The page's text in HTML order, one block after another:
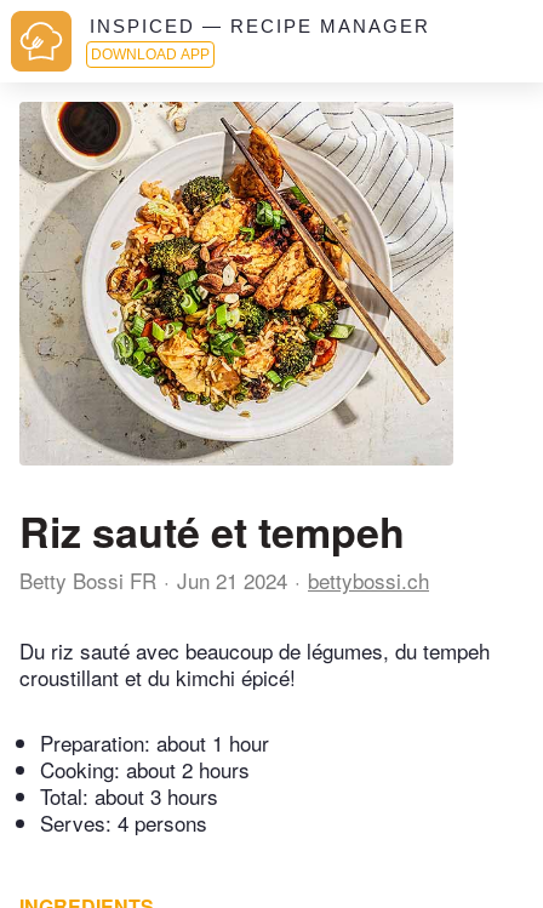
INSPICED — RECIPE MANAGER
DOWNLOAD APP
Riz sauté et tempeh
Betty Bossi FR Jun 21 2024 bettybossi.ch
Du riz sauté avec beaucoup de légumes, du tempeh
croustillant et du kimchi épicé!
Preparation: about 1 hour
Cooking: about 2 hours
Total: about 3 hours
Serves: 4 persons